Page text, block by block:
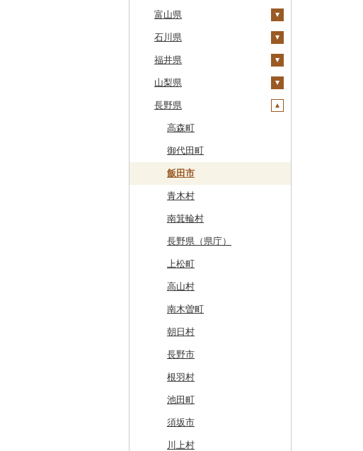
白老町
せたな町
旭川市
森町
稚内市
標津町
清里町
北斗市
留萌市
白糠町
釧路町
名寄市
美唄市
厚岸町
南富良野町
上富良野町
和寒町
紋別市
乙部町
根室市
南部町
五戸町
藤崎町
六ヶ所村
東北町
三戸町
東通村
黒石市
おいらせ町
鶴田町
階上町
深浦町
青森市
田子町
新郷村
横浜町
野辺地町
佐井村
六戸町
五所川原市
軽米町
岩手町
矢巾町
釜石市
野田村
普代村
一戸町
陸前高田市
紫波町
滝沢市
住田町
葛巻町
花巻市
岩泉町
田野畑村
盛岡市
遠野市
奥州市
雫石町
岩手県（県庁）
柴田町
色麻町
丸森町
大衡村
加美町
利府町
白石市
登米市
山元町
名取市
川崎町
村田町
栗原市
富谷市
岩沼市
七ヶ宿町
大崎市
塩竈市
石巻市
多賀城市
秋田県
大潟村
横手市
能代市
小坂町
仙北市
井川町
潟上市
三種町
藤里町
湯沢市
大館市
由利本荘市
にかほ市
羽後町
秋田県（県庁）
秋田市
男鹿市
美郷町
東成瀬村
山形県
村山市
尾花沢市
上山市
河北町
酒田市
新庄市
長井市
小国町
南陽市
中山町
庄内町
大石田町
川西町
鶴岡市
山形県（県庁）
金山町
東根市
飯豊町
福島県
天栄村
広野町
鏡石町
須賀川市
小野町
棚倉町
古殿町
昭和村
下郷町
西郷村
二本松市
猪苗代町
川俣町
郡山市
西会津町
玉川村
いわき市
取手市
つくば市
稲敷市
潮来市
五霞町
北茨城市
境町
かすみがうら市
牛久市
常陸太田市
つくばみらい市
下妻市
茨城町
神栖市
常総市
東海村
美浦村
大洗町
河内町
ひたちなか市
那須塩原市
市貝町
塩谷町
上三川町
佐野市
真岡市
高根沢町
大田原市
栃木市
日光市
小山市
宇都宮市
栃木県（県庁）
那珂川町
茂木町
那須烏山市
矢板市
さくら市
足利市
那須町
群馬県
榛東村
下仁田町
玉村町
安中市
川場村
昭和村
甘楽町
明和町
沼田市
桐生市
吉岡町
太田市
高山村
みどり市
千代田町
みなかみ町
片品村
富岡市
館林市
埼玉県
春日部市
蕨市
戸田市
毛呂山町
久喜市
ふじみ野市
川島町
上里町
川口市
飯能市
長瀞町
羽生市
小鹿野町
坂戸市
鳩山町
埼玉県（県庁）
神川町
東秩父村
千葉県
勝浦市
袖ケ浦市
我孫子市
長柄町
芝山町
八千代市
横芝光町
多古町
白子町
栄町
香取市
習志野市
銚子市
君津市
旭市
南房総市
八街市
東京都
八王子市
日野市
昭島市
武蔵村山市
葛飾区
小金井市
墨田区
東久留米市
利島村
瑞穂町
大島町
府中市
国分寺市
東村山市
中央区
あきる野市
神奈川県
南足柄市
松田町
大井町
中井町
愛川町
山北町
真鶴町
清川村
開成町
藤沢市
神奈川県（県庁）
鎌倉市
大和市
伊勢原市
小田原市
十日町市
弥彦村
阿賀町
出雲崎町
魚沼市
佐渡市
燕市
南魚沼市
関川村
新発田市
加茂市
小千谷市
田上町
五泉市
三条市
見附市
糸魚川市
胎内市
上越市
阿賀野市
富山県
射水市
氷見市
朝日町
高岡市
魚津市
砺波市
入善町
黒部市
立山町
富山県（県庁）
小矢部市
滑川市
富山市
南砺市
石川県
羽咋市
七尾市
白山市
穴水町
輪島市
中能登町
石川県（県庁）
野々市市
能登町
能美市
津幡町
宝達志水町
金沢市
内灘町
かほく市
小松市
志賀町
加賀市
福井県
美浜町
小浜市
越前町
若狭町
鯖江市
高浜町
勝山市
福井県（県庁）
越前市
坂井市
あわら市
福井市
大野市
敦賀市
おおい町
永平寺町
山梨県
富士吉田市
甲斐市
山梨市
富士川町
大月市
富士河口湖町
韮崎市
南アルプス市
市川三郷町
都留市
山梨県（県庁）
道志村
忍野村
笛吹市
中央市
北杜市
長野県
高森町
御代田町
飯田市
青木村
南箕輪村
長野県（県庁）
上松町
高山村
南木曽町
朝日村
長野市
根羽村
池田町
須坂市
川上村